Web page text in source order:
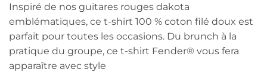
Inspiré de nos guitares rouges dakota
emblématiques, ce t-shirt 100 % coton filé doux est
parfait pour toutes les occasions. Du brunch à la
pratique du groupe, ce t-shirt Fender® vous fera
apparaître avec style